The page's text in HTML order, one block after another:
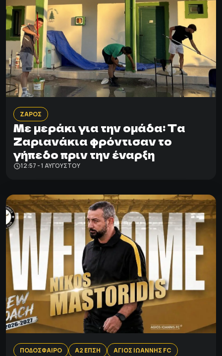
ΖΑΡΟΣ
Με μεράκι για την ομάδα: Tα
Ζαριανάκια φρόντισαν το
γήπεδο πριν την έναρξη
12:57 - 1 ΑΥΓΟΎΣΤΟΥ
ΠΟΔΟΣΦΑΙΡΟ Α2 ΕΠΣΗ ΑΓΙΟΣ ΙΩΑΝΝΗΣ FC